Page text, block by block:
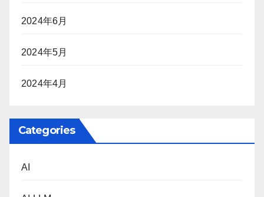
2024年6月
2024年5月
2024年4月
Categories
AI